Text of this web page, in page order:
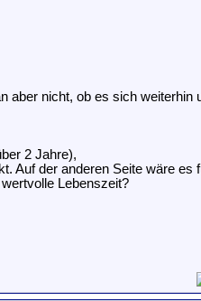
aber nicht, ob es sich weiterhin
2 Jahre),
Auf der anderen Seite wäre es
Lebenszeit?